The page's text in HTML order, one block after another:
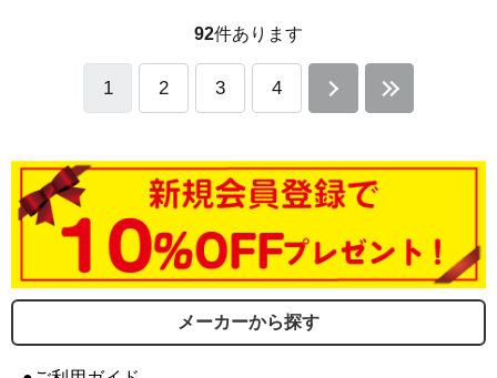
92件あります
1 2 3 4
メーカーから探す